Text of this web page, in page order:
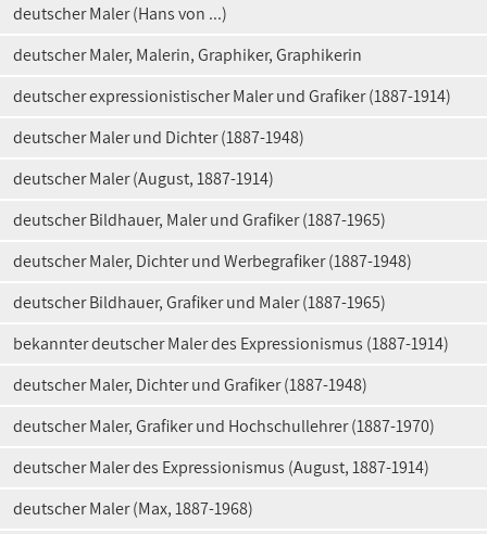
deutscher Maler (Hans von ...)
deutscher Maler, Malerin, Graphiker, Graphikerin
deutscher expressionistischer Maler und Grafiker (1887-1914)
deutscher Maler und Dichter (1887-1948)
deutscher Maler (August, 1887-1914)
deutscher Bildhauer, Maler und Grafiker (1887-1965)
deutscher Maler, Dichter und Werbegrafiker (1887-1948)
deutscher Bildhauer, Grafiker und Maler (1887-1965)
bekannter deutscher Maler des Expressionismus (1887-1914)
deutscher Maler, Dichter und Grafiker (1887-1948)
deutscher Maler, Grafiker und Hochschullehrer (1887-1970)
deutscher Maler des Expressionismus (August, 1887-1914)
deutscher Maler (Max, 1887-1968)